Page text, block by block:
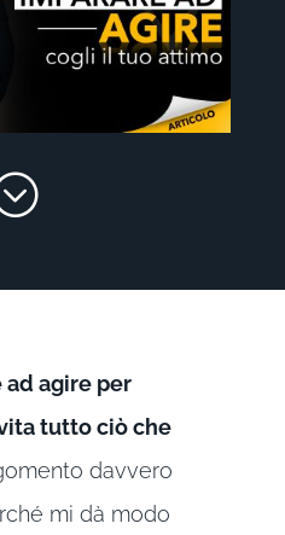
ad agire per
tutto ciò che
davvero
mi dà modo